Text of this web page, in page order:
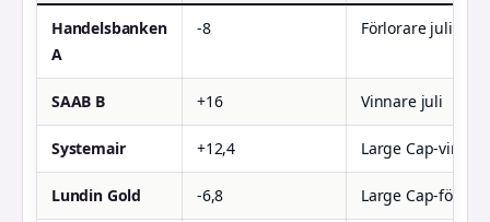
Handelsbanken
A
-8 Förlorare juli
SAAB B +16 Vinnare juli
Systemair +12,4 Large Cap-
Lundin Gold -6,8 Large Cap-